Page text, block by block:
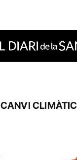
CANVI CLIMÀTIC